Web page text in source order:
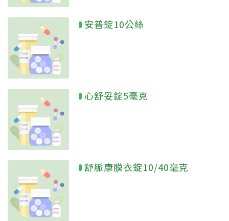
安普錠10公絲
心舒妥錠5毫克
舒脈康膜衣錠10/40毫克